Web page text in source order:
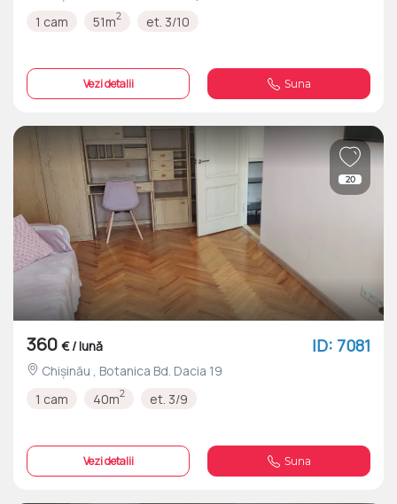
1 cam
51m2 et. 3/10
Vezi detalii Suna
20
360 € / lună ID: 7081
Chișinău , Botanica Bd. Dacia 19
1 cam
40m2 et. 3/9
Vezi detalii Suna